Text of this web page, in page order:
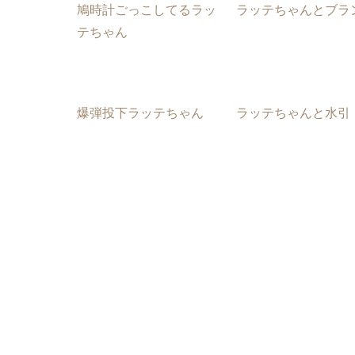
鳩時計ごっこしてるラッ
テちゃん
ラッテちゃんとブラ
爆弾投下ラッテちゃん ラッテちゃんと水引